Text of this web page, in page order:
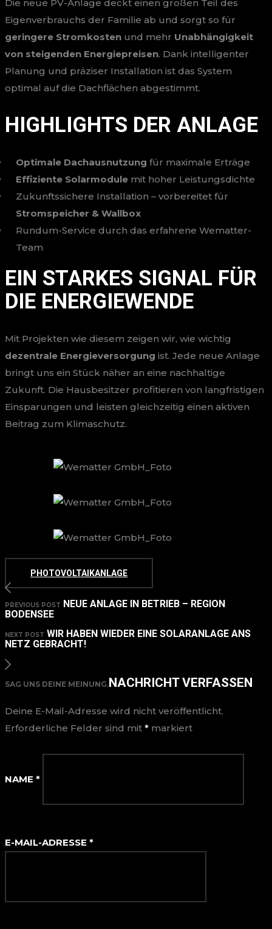
Die neue PV-Anlage deckt einen großen Teil des
Eigenverbrauchs der Familie ab und sorgt so für
geringere Stromkosten und mehr Unabhängigkeit
von steigenden Energiepreisen. Dank intelligenter
Planung und präziser Installation ist das System
optimal auf die Dachflächen abgestimmt.
HIGHLIGHTS DER ANLAGE
Optimale Dachausnutzung für maximale Erträge
Effiziente Solarmodule mit hoher Leistungsdichte
Zukunftssichere Installation – vorbereitet für
Stromspeicher & Wallbox
Rundum-Service durch das erfahrene Wematter-
Team
EIN STARKES SIGNAL FÜR
DIE ENERGIEWENDE
Mit Projekten wie diesem zeigen wir, wie wichtig
dezentrale Energieversorgung ist. Jede neue Anlage
bringt uns ein Stück näher an eine nachhaltige
Zukunft. Die Hausbesitzer profitieren von langfristigen
Einsparungen und leisten gleichzeitig einen aktiven
Beitrag zum Klimaschutz.
PHOTOVOLTAIKANLAGE
PREVIOUS POST NEUE ANLAGE IN BETRIEB – REGION
BODENSEE
NEXT POST WIR HABEN WIEDER EINE SOLARANLAGE ANS
NETZ GEBRACHT!
SAG UNS DEINE MEINUNG.NACHRICHT VERFASSEN
Deine E-Mail-Adresse wird nicht veröffentlicht.
Erforderliche Felder sind mit * markiert
NAME *
E-MAIL-ADRESSE *